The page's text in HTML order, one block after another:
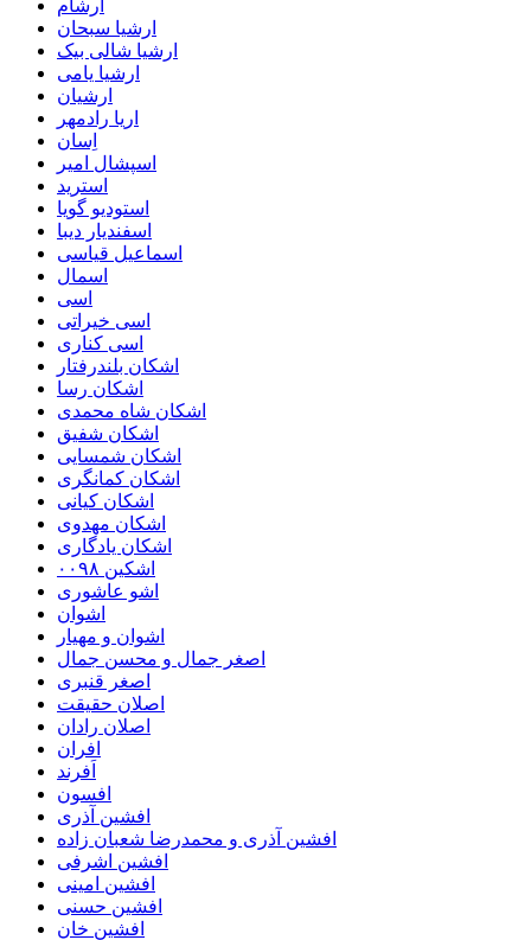
ارشام
ارشیا سبحان
ارشیا شالی بیک
ارشیا یامی
ارشیان
اریا رادمهر
اِسان
اسپشال امیر
استرید
استودیو گویا
اسفندیار دیبا
اسماعیل قیاسی
اسمال
اسی
اسی خیراتی
اسی کناری
اشکان بلندرفتار
اشکان رسا
اشکان شاه محمدی
اشکان شفیق
اشکان شمسایی
اشکان‌ کمانگری
اشکان کیانی
اشکان مهدوی
اشکان یادگاری
اشکین ۰۰۹۸
اشو عاشوری
اشوان
اشوان و مهیار
اصغر جمال و محسن جمال
اصغر قنبری
اصلان حقیقت
اصلان رادان
افران
اَفرند
افسون
افشین آذری
افشین آذری و محمدرضا شعبان زاده
افشین اشرفی
افشین امینی
افشین حسنی
افشین خان